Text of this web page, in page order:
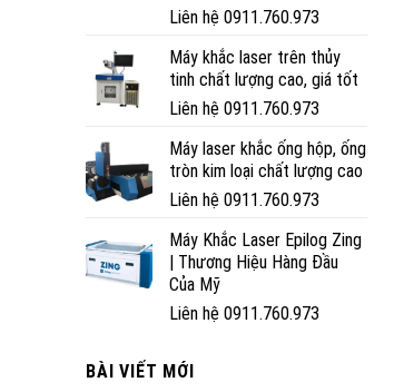
Liên hệ 0911.760.973
Máy khắc laser trên thủy
tinh chất lượng cao, giá tốt
Liên hệ 0911.760.973
Máy laser khắc ống hộp, ống
tròn kim loại chất lượng cao
Liên hệ 0911.760.973
Máy Khắc Laser Epilog Zing
| Thương Hiệu Hàng Đầu
Của Mỹ
Liên hệ 0911.760.973
BÀI VIẾT MỚI